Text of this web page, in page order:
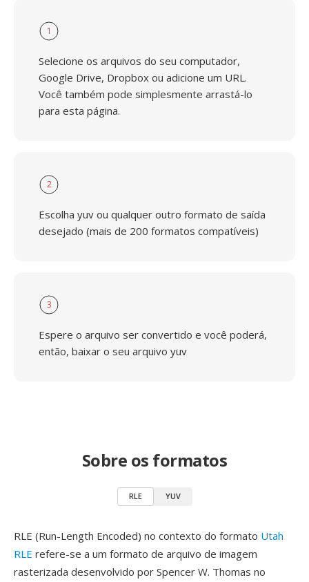
1
Selecione os arquivos do seu computador,
Google Drive, Dropbox ou adicione um URL.
Você também pode simplesmente arrastá-lo
para esta página.
2
Escolha yuv ou qualquer outro formato de saída
desejado (mais de 200 formatos compatíveis)
3
Espere o arquivo ser convertido e você poderá,
então, baixar o seu arquivo yuv
Sobre os formatos
RLE YUV
RLE (Run-Length Encoded) no contexto do formato Utah
RLE refere-se a um formato de arquivo de imagem
rasterizada desenvolvido por Spencer W. Thomas no